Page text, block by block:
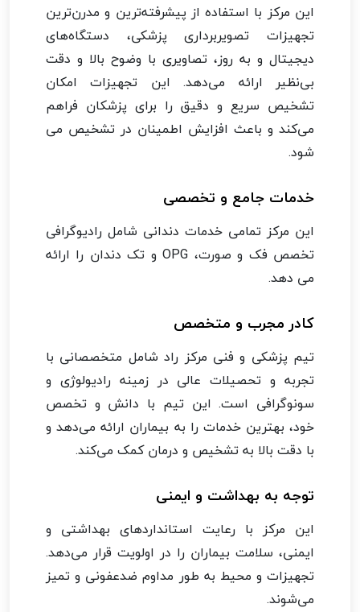
این مرکز با استفاده از پیشرفته‌ترین و مدرن‌ترین
تجهیزات تصویربرداری پزشکی، دستگاه‌های
دیجیتال و به روز، تصاویری با وضوح بالا و دقت
بی‌نظیر ارائه می‌دهد. این تجهیزات امکان
تشخیص سریع و دقیق را برای پزشکان فراهم
می‌کند و باعث افزایش اطمینان در تشخیص می
شود.
خدمات جامع و تخصصی
این مرکز تمامی خدمات دندانی شامل رادیوگرافی
تخصص فک و صورت، OPG و تک دندان را ارائه
می دهد.
کادر مجرب و متخصص
تیم پزشکی و فنی مرکز راد شامل متخصصانی با
تجربه و تحصیلات عالی در زمینه رادیولوژی و
سونوگرافی است. این تیم با دانش و تخصص
خود، بهترین خدمات را به بیماران ارائه می‌دهد و
با دقت بالا به تشخیص و درمان کمک می‌کند.
توجه به بهداشت و ایمنی
این مرکز با رعایت استانداردهای بهداشتی و
ایمنی، سلامت بیماران را در اولویت قرار می‌دهد.
تجهیزات و محیط به طور مداوم ضدعفونی و تمیز
می‌شوند.